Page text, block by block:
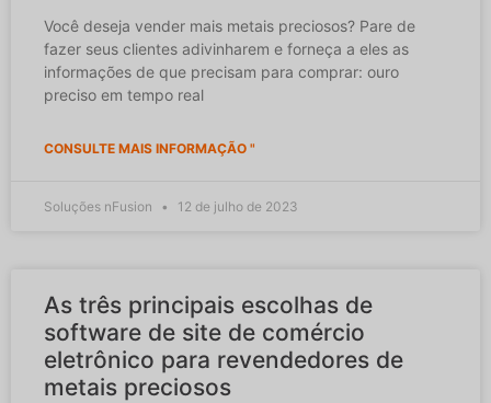
Você deseja vender mais metais preciosos? Pare de
fazer seus clientes adivinharem e forneça a eles as
informações de que precisam para comprar: ouro
preciso em tempo real
CONSULTE MAIS INFORMAÇÃO "
Soluções nFusion 12 de julho de 2023
As três principais escolhas de
software de site de comércio
eletrônico para revendedores de
metais preciosos